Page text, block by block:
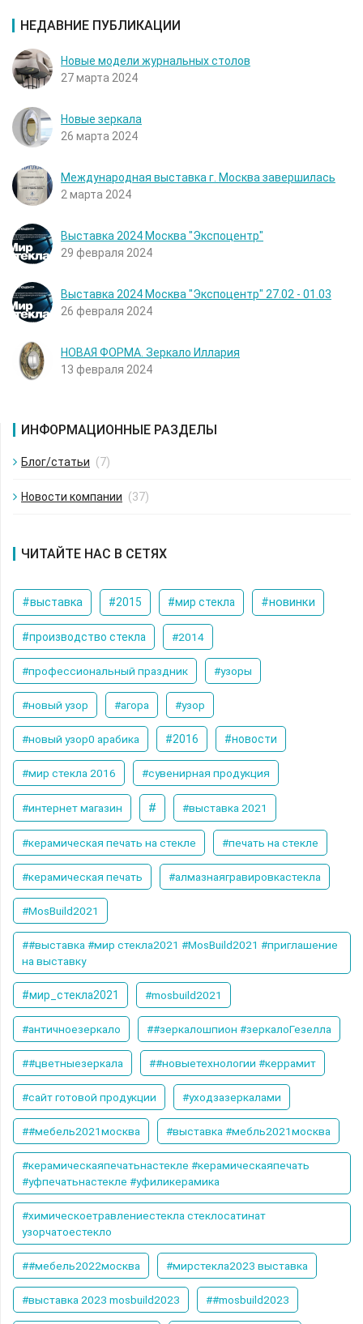
НЕДАВНИЕ ПУБЛИКАЦИИ
Новые модели журнальных столов
27 марта 2024
Новые зеркала
26 марта 2024
Международная выставка г. Москва завершилась
2 марта 2024
Выставка 2024 Москва "Экспоцентр"
29 февраля 2024
Выставка 2024 Москва "Экспоцентр" 27.02 - 01.03
26 февраля 2024
НОВАЯ ФОРМА. Зеркало Иллария
13 февраля 2024
ИНФОРМАЦИОННЫЕ РАЗДЕЛЫ
Блог/статьи (7)
Новости компании (37)
ЧИТАЙТЕ НАС В СЕТЯХ
#выставка #2015 #мир стекла #новинки
#производство стекла #2014
#профессиональный праздник #узоры
#новый узор #агора #узор
#новый узор0 арабика #2016 #новости
#мир стекла 2016 #сувенирная продукция
#интернет магазин # #выставка 2021
#керамическая печать на стекле #печать на стекле
#керамическая печать #алмазнаягравировкастекла
#MosBuild2021
##выставка #мир стекла2021 #MosBuild2021 #приглашение
на выставку
#мир_стекла2021 #mosbuild2021
#античноезеркало ##зеркалошпион #зеркалоГезелла
##цветныезеркала ##новыетехнологии #керрамит
#сайт готовой продукции #уходзазеркалами
##мебель2021москва #выставка #мебль2021москва
#керамическаяпечатьнастекле #керамическаяпечать
#уфпечатьнастекле #уфиликерамика
#химическоетравлениестекла стеклосатинат
узорчатоестекло
##мебель2022москва #мирстекла2023 выставка
#выставка 2023 mosbuild2023 ##mosbuild2023